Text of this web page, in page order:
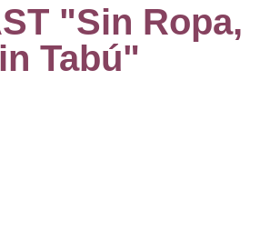
Musco en
"Sin Ropa,
Tabú"